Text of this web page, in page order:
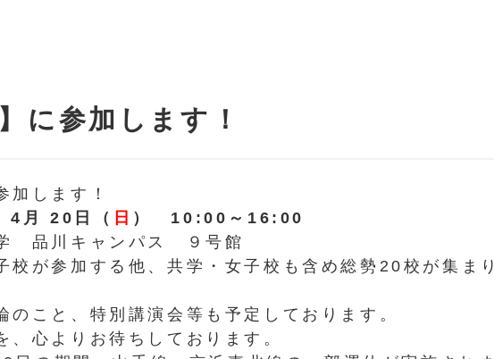
に参加します！
加します！
4月 20日（ 日 ） 10:00～16:00
品川キャンパス ９号館
校が参加する他、共学・ 女子校も含め総勢20校が集まり
のこと、 特別講演会等も予定しております。
、心よりお待ちしております。